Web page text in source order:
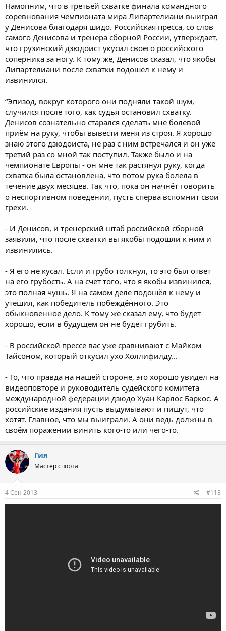
Намопним, что в третьей схватке финала командного
соревнования чемпионата мира Липартелиани выиграл
у Денисова благодаря шидо. Российская пресса, со слов
самого Денисова и тренера сборной России, утверждает,
что грузинский дзюдоист укусил своего российского
соперника за ногу. К тому же, Денисов сказал, что якобы
Липартелиани после схватки подошёл к нему и
извинился.
“Эпизод, вокруг которого они подняли такой шум,
случился после того, как судья остановил схватку.
Денисов сознательно старался сделать мне болевой
приём на руку, чтобы вывести меня из строя. Я хорошо
знаю этого дзюдоиста, не раз с ним встречался и он уже
третий раз со мной так поступил. Также было и на
чемпионате Европы - он мне так растянул руку, когда
схватка была остановлена, что потом рука болела в
течение двух месяцев. Так что, пока он начнёт говорить
о неспортивном поведении, пусть сперва вспомнит свои
грехи.
- И Денисов, и тренерский штаб российской сборной
заявили, что после схватки вы якобы подошли к ним и
извинились.
- Я его не кусал. Если и грубо толкнул, то это был ответ
на его грубость. А на счёт того, что я якобы извинился,
это полная чушь. Я на самом деле подошёл к нему и
утешил, как победитель побеждённого. Это
обыкновенное дело. К тому же сказал ему, что будет
хорошо, если в будущем он не будет грубить.
- В российской прессе вас уже сравнивают с Майком
Тайсоном, который откусил ухо Холлифилду...
- То, что правда на нашей стороне, это хорошо увидел на
видеоповторе и руководитель судейского комитета
международной федерации дзюдо Хуан Карлос Баркос. А
российские издания пусть выдумывают и пишут, что
хотят. Главное, что мы выиграли. А они ведь должны в
своём поражении винить кого-то или чего-то.
Гия
Мастер спорта
4 Сен 2013 #118